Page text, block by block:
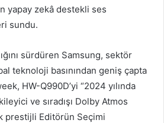
yapay zekâ destekli ses
sundu.
sürdüren Samsung, sektör
teknoloji basınından geniş çapta
HW-Q990D’yi “2024 yılında
ve sıradışı Dolby Atmos
prestijli Editörün Seçimi